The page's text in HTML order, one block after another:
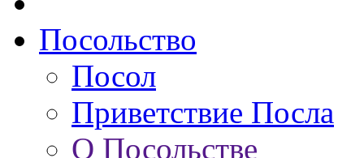
Посольство
Посол
Приветствие Посла
О Посольстве